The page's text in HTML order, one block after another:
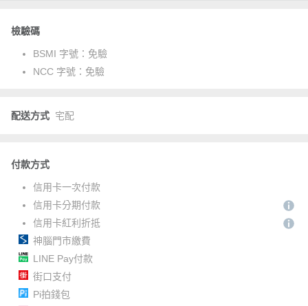
檢驗碼
BSMI 字號： 免驗
NCC 字號： 免驗
配送方式 宅配
付款方式
信用卡一次付款
信用卡分期付款
信用卡紅利折抵
神腦門市繳費
LINE Pay付款
街口支付
Pi拍錢包